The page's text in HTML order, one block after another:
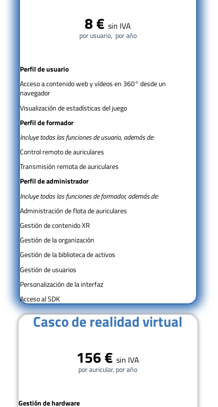
8 €sin IVA
por usuario, por año
Perfil de usuario
Acceso a contenido web y vídeos en 360° desde un
navegador
Visualización de estadísticas del juego
Perfil de formador
Incluye todas las funciones de usuario, además de:
Control remoto de auriculares
Transmisión remota de auriculares
Perfil de administrador
Incluye todas las funciones de formador, además de:
Administración de flota de auriculares
Gestión de contenido XR
Gestión de la organización
Gestión de la biblioteca de activos
Gestión de usuarios
Personalización de la interfaz
Acceso al SDK
Casco de realidad virtual
156 €sin IVA
por auricular, por año
Gestión de hardware